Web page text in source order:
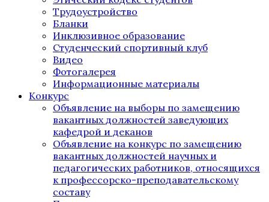
Трудоустройство
Бланки
Инклюзивное образование
Студенческий спортивный клуб
Видео
Фотогалерея
Информационные материалы
Конкурс
Объявление на выборы по замещению
вакантных должностей заведующих
кафедрой и деканов
Объявление на конкурс по замещению
вакантных должностей научных и
педагогических работников, относящихся
к профессорско-преподавательскому
составу